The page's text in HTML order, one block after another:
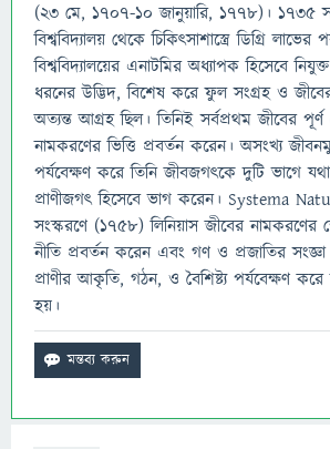
(২৩ মে, ১৭০৭-১০ জানুয়ারি, ১৭৭৮)। ১৭৩৫
বিশ্ববিদ্যালয় থেকে চিকিৎসাশাস্ত্রে ডিগ্রি
বিশ্ববিদ্যালয়ের এনাটমির অধ্যাপক হিসেবে
ধরনের উদ্ভিদ, বিশেষ করে ফুল সংগ্রহ ও জীবের
অত্যন্ত আগ্রহ ছিল। তিনিই সর্বপ্রথম জীবের পূর্ণ
নামকরণের ভিত্তি প্রবর্তন করেন। অসংখ্য
পর্যবেক্ষণ করে তিনি জীবজগৎকে দুটি ভাগে
প্রাণীজগৎ হিসেবে ভাগ করেন। Systema
সংস্করণে (১৭৫৮) লিনিয়াস জীবের নামকরণের
নীতি প্রবর্তন করেন এবং গণ ও প্রজাতির
প্রাণীর আকৃতি, গঠন, ও বৈশিষ্ট্য পর্যবেক্ষণ
হয়।